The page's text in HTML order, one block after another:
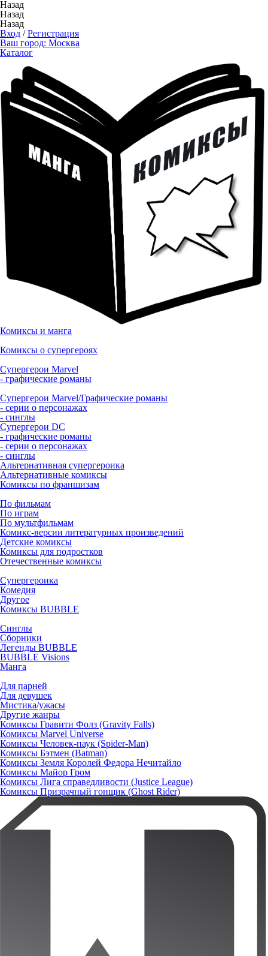
Назад
Назад
Назад
Вход /Регистрация
Ваш город: Москва
Каталог
Комиксы и манга
Комиксы о супергероях
Супергерои Marvel
- графические романы
Супергерои Marvel/Графические романы
- серии о персонажах
- синглы
Супергерои DC
- графические романы
- серии о персонажах
- синглы
Альтернативная супергероика
Альтернативные комиксы
Комиксы по франшизам
По фильмам
По играм
По мультфильмам
Комикс-версии литературных произведений
Детские комиксы
Комиксы для подростков
Отечественные комиксы
Супергероика
Комедия
Другое
Комиксы BUBBLE
Синглы
Сборники
Легенды BUBBLE
BUBBLE Visions
Манга
Для парней
Для девушек
Мистика/ужасы
Другие жанры
Комиксы Гравити Фолз (Gravity Falls)
Комиксы Marvel Universe
Комиксы Человек-паук (Spider-Man)
Комиксы Бэтмен (Batman)
Комиксы Земля Королей Федора Нечитайло
Комиксы Майор Гром
Комиксы Лига справедливости (Justice League)
Комиксы Призрачный гонщик (Ghost Rider)